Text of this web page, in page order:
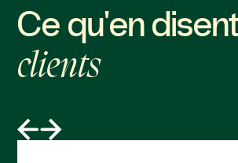
Ce qu'en
clients